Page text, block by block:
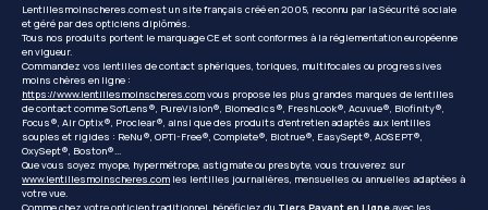
Lentillesmoinscheres.com est un site français créé en 2005, reconnu par la Sécurité sociale
et géré par des opticiens diplômés.
Tous nos produits portent le marquage CE et sont conformes à la réglementation européenne
en vigueur.
Commandez vos lentilles de contact sphériques, toriques, multifocales ou progressives
moins chères en ligne :
https://www.lentillesmoinscheres.comvous propose les plus grandes marques de lentilles
de contact comme SofLens®, PureVision®, Biomedics®, FreshLook®, Acuvue®, Biofinity®,
Focus®, Air Optix®, Proclear®, ainsi que des produits d'entretien adaptés aux lentilles
souples et rigides : ReNu®, OPTI-Free®, Complete®, Biotrue®, EasySept®, AOSEPT®,
OxySept®, Boston®...
Que vous soyez myope, hypermétrope, astigmate ou presbyte, vous trouverez sur
www.lentillesmoinscheres.com les lentilles journalières, mensuelles ou annuelles adaptées à
votre vue.
Comme chez votre opticien traditionnel, bénéficiez du Tiers Payant en Ligneavec les